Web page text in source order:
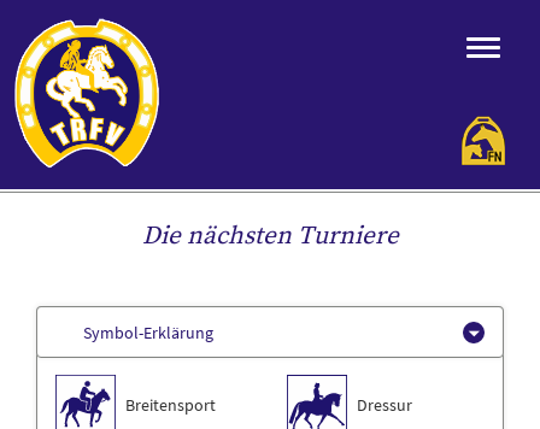
Die nächsten Turniere
Symbol-Erklärung
Breitensport Dressur